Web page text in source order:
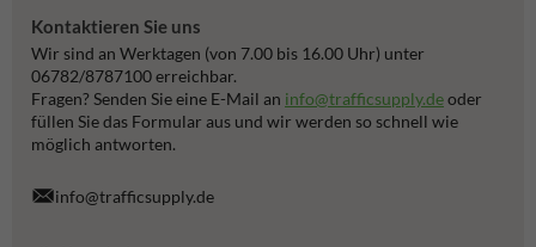
Kontaktieren Sie uns
Wir sind an Werktagen (von 7.00 bis 16.00 Uhr) unter
06782/8787100 erreichbar.
Fragen? Senden Sie eine E-Mail an info@trafficsupply.deoder
füllen Sie das Formular aus und wir werden so schnell wie
möglich antworten.
info@trafficsupply.de